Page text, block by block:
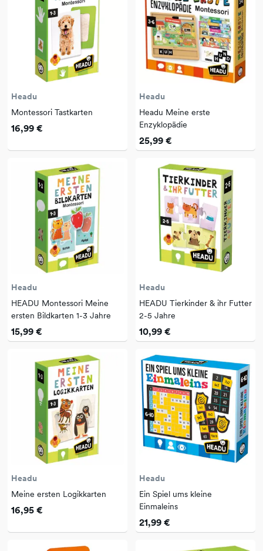
Headu
Montessori Tastkarten
16,99 €
Headu
Headu Meine erste
Enzyklopädie
25,99 €
Headu
HEADU Montessori Meine
ersten Bildkarten 1-3 Jahre
15,99 €
Headu
HEADU Tierkinder & ihr Futter
2-5 Jahre
10,99 €
Headu
Meine ersten Logikkarten
16,95 €
Headu
Ein Spiel ums kleine
Einmaleins
21,99 €